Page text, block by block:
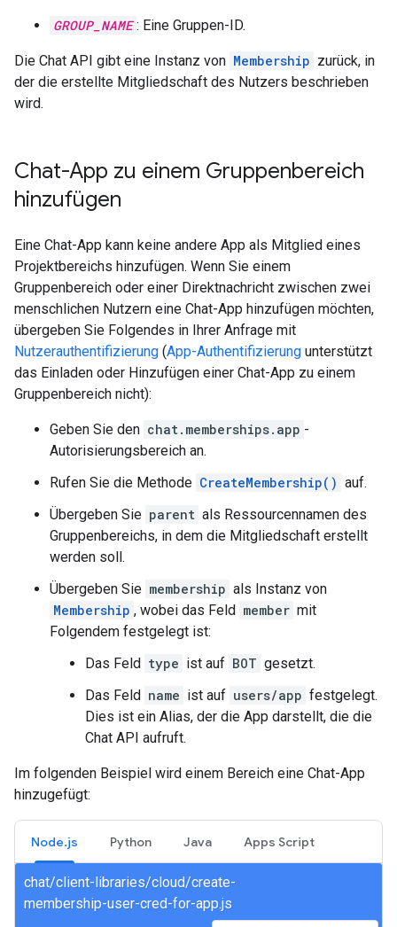
GROUP_NAME : Eine Gruppen-ID.
Die Chat API gibt eine Instanz von Membership zurück, in
der die erstellte Mitgliedschaft des Nutzers beschrieben
wird.
Chat-App zu einem Gruppenbereich
hinzufügen
Eine Chat-App kann keine andere App als Mitglied eines
Projektbereichs hinzufügen. Wenn Sie einem
Gruppenbereich oder einer Direktnachricht zwischen zwei
menschlichen Nutzern eine Chat-App hinzufügen möchten,
übergeben Sie Folgendes in Ihrer Anfrage mit
Nutzerauthentifizierung (App-Authentifizierung unterstützt
das Einladen oder Hinzufügen einer Chat-App zu einem
Gruppenbereich nicht):
Geben Sie den chat.memberships.app -
Autorisierungsbereich an.
Rufen Sie die Methode CreateMembership() auf.
Übergeben Sie parent als Ressourcennamen des
Gruppenbereichs, in dem die Mitgliedschaft erstellt
werden soll.
Übergeben Sie membership als Instanz von
Membership , wobei das Feld member mit
Folgendem festgelegt ist:
Das Feld type ist auf BOT gesetzt.
Das Feld name ist auf users/app festgelegt.
Dies ist ein Alias, der die App darstellt, die die
Chat API aufruft.
Im folgenden Beispiel wird einem Bereich eine Chat-App
hinzugefügt:
Node.js Python Java Apps Script
chat/client-libraries/cloud/create-
membership-user-cred-for-app.js